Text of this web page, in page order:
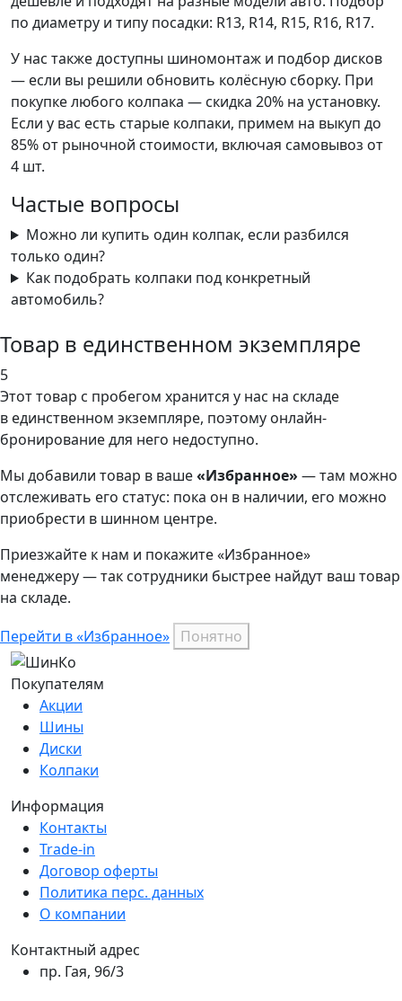
по диаметру и типу посадки: R13, R14, R15, R16, R17.
У нас также доступны шиномонтаж и подбор дисков
— если вы решили обновить колёсную сборку. При
покупке любого колпака — скидка 20% на установку.
Если у вас есть старые колпаки, примем на выкуп до
85% от рыночной стоимости, включая самовывоз от
4 шт.
Частые вопросы
Можно ли купить один колпак, если разбился
только один?
Как подобрать колпаки под конкретный
автомобиль?
Товар в единственном экземпляре
5
Этот товар с пробегом хранится у нас на складе
в единственном экземпляре, поэтому онлайн-
бронирование для него недоступно.
Мы добавили товар в ваше«Избранное» — там можно
отслеживать его статус: пока он в наличии, его можно
приобрести в шинном центре.
Приезжайте к нам и покажите «Избранное»
менеджеру — так сотрудники быстрее найдут ваш товар
на складе.
Перейти в «Избранное» Понятно
Покупателям
Акции
Шины
Диски
Колпаки
Информация
Контакты
Trade-in
Договор оферты
Политика перс. данных
О компании
Контактный адрес
пр. Гая, 96/3